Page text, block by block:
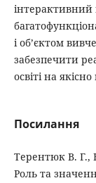
інтерактивний
і об’єктом
забезпечити
освіті на
Посилання
Терентюк В. Г.,
Роль та